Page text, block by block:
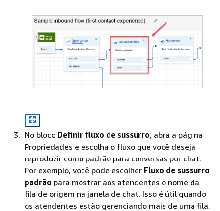
No bloco Definir fluxo de sussurro, abra a página
Propriedades e escolha o fluxo que você deseja
reproduzir como padrão para conversas por chat.
Por exemplo, você pode escolher Fluxo de sussurro
padrão para mostrar aos atendentes o nome da
fila de origem na janela de chat. Isso é útil quando
os atendentes estão gerenciando mais de uma fila.